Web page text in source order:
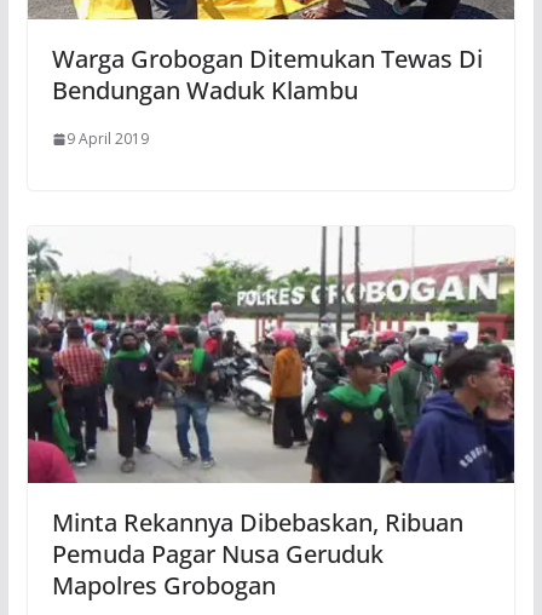
Warga Grobogan Ditemukan Tewas Di
Bendungan Waduk Klambu
9 April 2019
Minta Rekannya Dibebaskan, Ribuan
Pemuda Pagar Nusa Geruduk
Mapolres Grobogan